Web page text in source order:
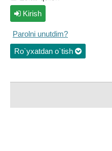
Kirish
Parolni unutdim?
Ro`yxatdan o`tish